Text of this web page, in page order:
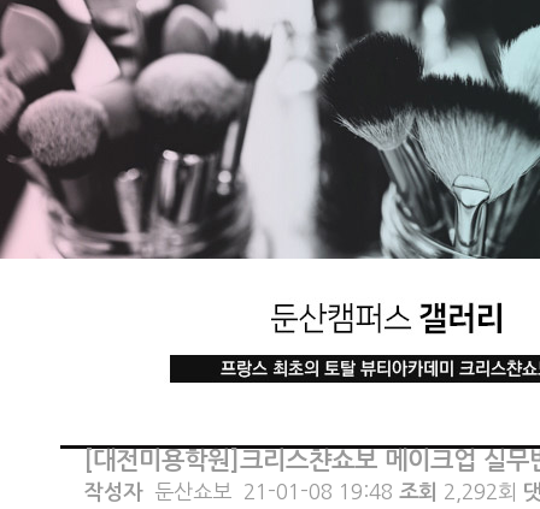
[대전미용학원]크리스챤쇼보 메이크업 실무
작성자 둔산쇼보 21-01-08 19:48 조회 2,292회